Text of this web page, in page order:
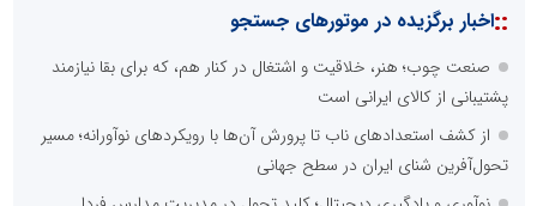
::اخبار برگزیده در موتورهای جستجو
صنعت چوب؛ هنر، خلاقیت و اشتغال در کنار هم، که برای بقا نیازمند
پشتیبانی از کالای ایرانی است
از کشف استعدادهای ناب تا پرورش آن‌ها با رویکردهای نوآورانه؛ مسیر
تحول‌آفرین شنای ایران در سطح جهانی